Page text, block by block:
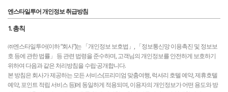
엔스타일투어 개인정보 취급방침
1. 총칙
㈜엔스타일투어(이하 “회사”)는 「개인정보 보호법」, 「정보통신망 이용촉진 및 정보보
호 등에 관한 법률」 등 관련 법령을 준수하며, 고객님의 개인정보를 안전하게 보호하기
위하여 다음과 같은 처리방침을 수립·공개합니다.
본 방침은 회사가 제공하는 모든 서비스(프리미엄 맞춤여행, 럭셔리 호텔 예약, 제휴호텔
예약, 포인트 적립 서비스 등)에 동일하게 적용되며, 이용자의 개인정보가 어떤 용도와 방